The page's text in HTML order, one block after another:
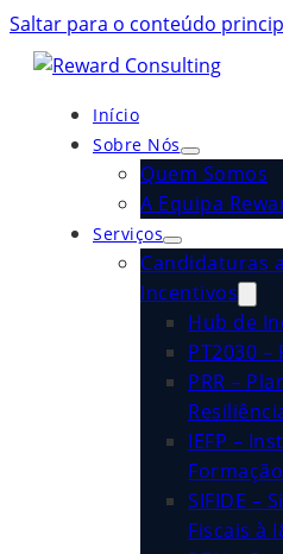
Saltar para o conteúdo
Início
Sobre Nós
Quem Somos
A Equipa
Serviços
Candidaturas
Incentivos
Hub de
PT2030
PRR –
IEFP –
SIFIDE –
Fiscais à